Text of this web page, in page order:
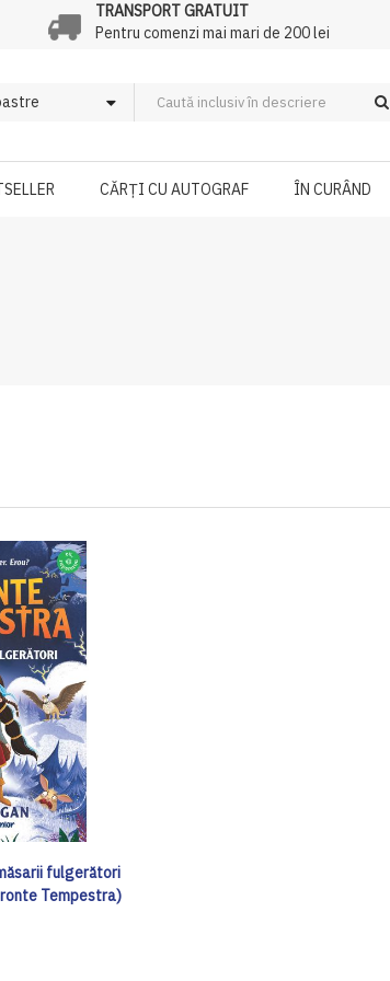
TRANSPORT GRATUIT
Pentru comenzi mai mari de 200 lei
CĂRȚI CU AUTOGRAF ÎN CURÂND
fulgerători
Tempestra)